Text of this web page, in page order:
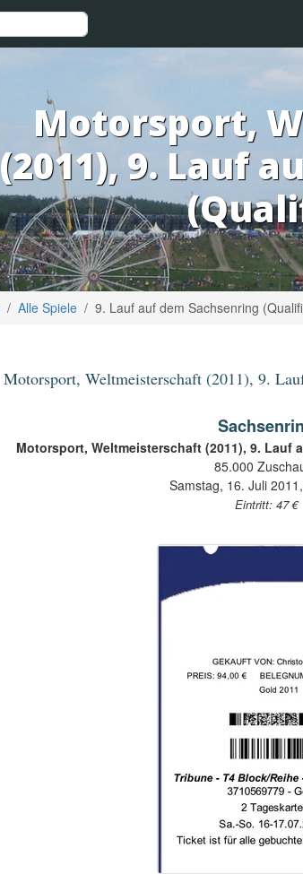
Motorsport,
(2011), 9. Lauf
Alle Spiele 9. Lauf auf dem Sachsenring
Motorsport, Weltmeisterschaft (2011), 9.
Motorsport, Weltmeisterschaft (2011), 9. Lauf
85.000
Samstag, 16. Juli
Eintritt: 47 €